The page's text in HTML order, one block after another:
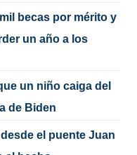
becas por mérito y
un año a los
un niño caiga del
de Biden
el puente Juan